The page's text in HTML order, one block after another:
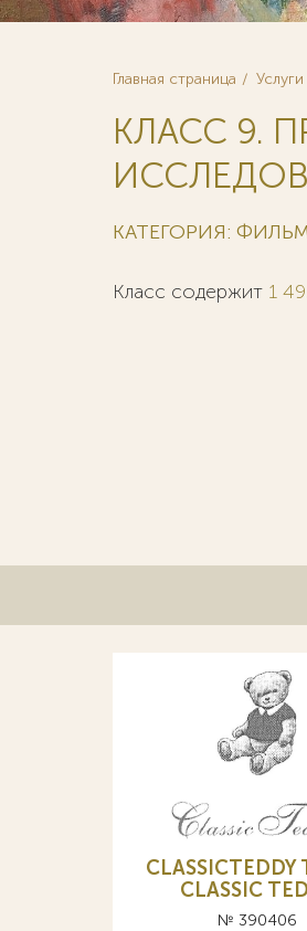
Главная страница Услуги
КЛАСС 9.
КАТЕГОРИЯ:
Класс содержит 1
CLASSICTEDDY
CLASSIC
№ 390406